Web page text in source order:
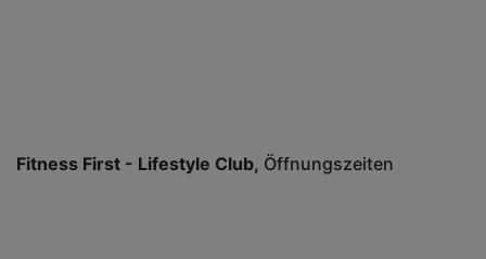
Fitness First - Lifestyle Club Öffnungszeiten